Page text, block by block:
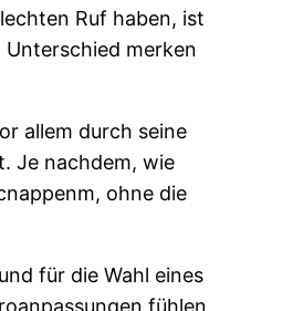
Ruf haben, ist
merken
allem durch seine
Je nachdem, wie
ohne die
für die Wahl eines
fühlen